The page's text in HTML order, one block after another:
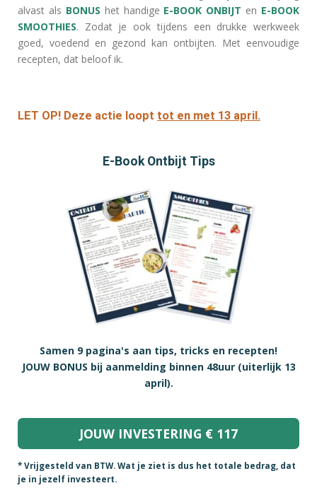
alvast als BONUS het handige E-BOOK ONBIJT en E-BOOK
SMOOTHIES. Zodat je ook tijdens een drukke werkweek
goed, voedend en gezond kan ontbijten. Met eenvoudige
recepten, dat beloof ik.
LET OP! Deze actie loopt tot en met 13 april.
E-Book Ontbijt Tips
Samen 9 pagina's aan tips, tricks en recepten!
JOUW BONUS bij aanmelding binnen 48uur (uiterlijk 13
april).
JOUW INVESTERING € 117
* Vrijgesteld van BTW. Wat je ziet is dus het totale bedrag, dat
je in jezelf investeert.